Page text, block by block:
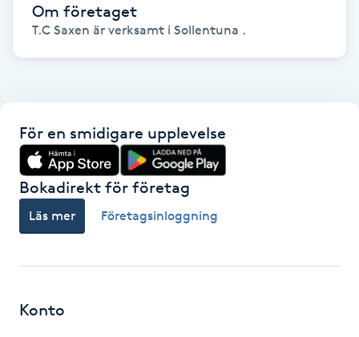
Hälsa
Hälsprickor
IPL hårborttagning
Japansk massage
Om företaget
T.C Saxen är verksamt i Sollentuna .
För en smidigare upplevelse
Bokadirekt för företag
Läs mer Företagsinloggning
Konto